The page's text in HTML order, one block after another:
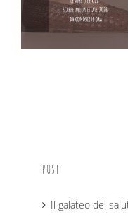
POST
Il galateo del